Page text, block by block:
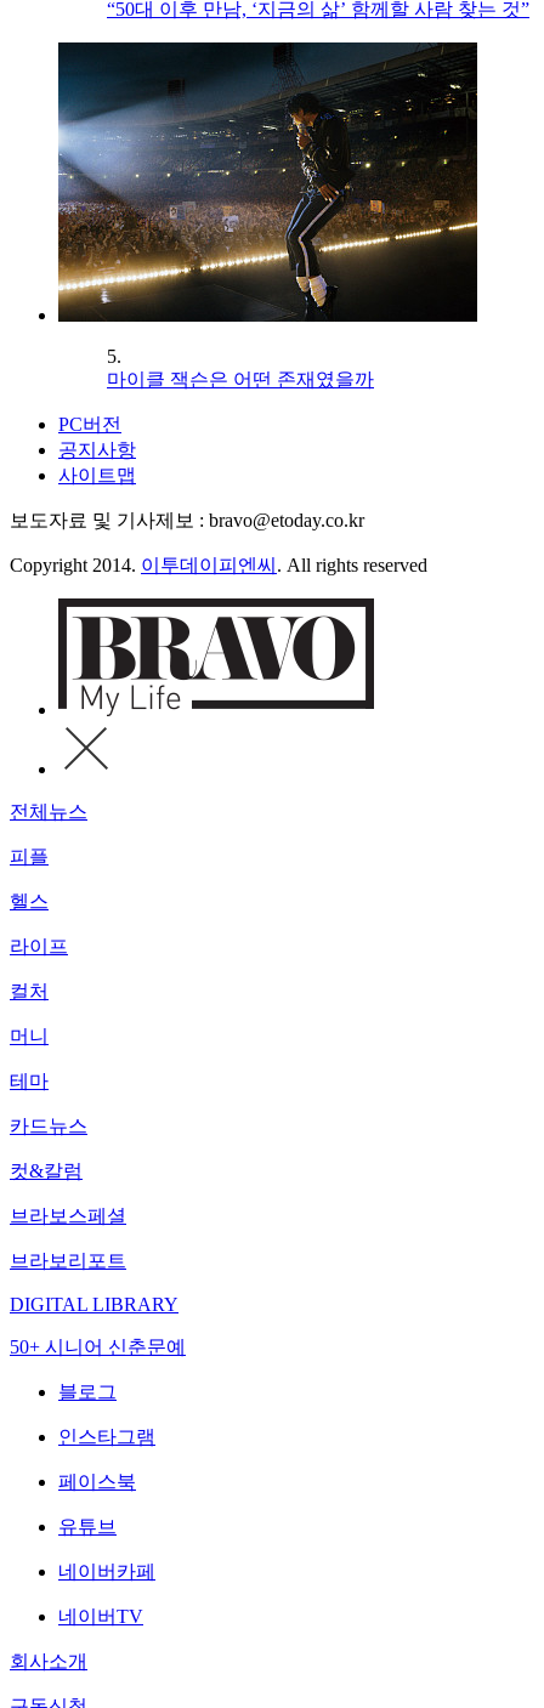
“50대 이후 만남, ‘지금의 삶’ 함께할 사람 찾는 것”
5.
마이클 잭슨은 어떤 존재였을까
PC버전
공지사항
사이트맵
보도자료 및 기사제보 : bravo@etoday.co.kr
Copyright 2014. 이투데이피엔씨 . All rights reserved
전체뉴스
피플
헬스
라이프
컬처
머니
테마
카드뉴스
컷&칼럼
브라보스페셜
브라보리포트
DIGITAL LIBRARY
50+ 시니어 신춘문예
블로그
인스타그램
페이스북
유튜브
네이버카페
네이버TV
회사소개